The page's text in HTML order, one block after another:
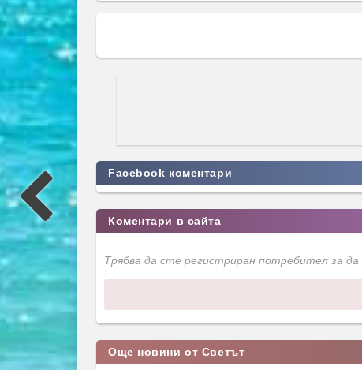
Facebook коментари
Коментари в сайта
Трябва да сте регистриран потребител за
Още новини от Светът